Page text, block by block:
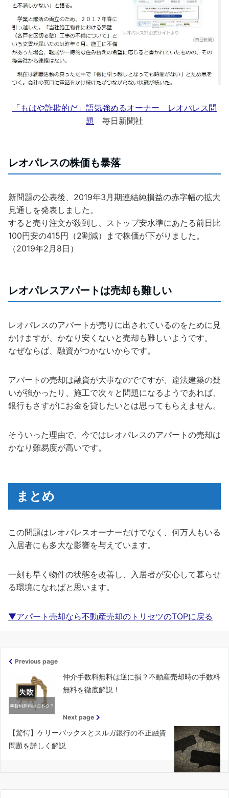
「もはや詐欺的だ」語気強めるオーナー レオパレス問
題 毎日新聞社
レオパレスの株価も暴落
新問題の公表後、2019年3月期連結純損益の赤字幅の拡大
見通しを発表しました。
すると売り注文が殺到し、ストップ安水準にあたる前日比
100円安の415円（2割減）まで株価が下がりました。
（2019年2月8日）
レオパレスアパートは売却も難しい
レオパレスのアパートが売りに出されているのをために見
かけますが、かなり安くないと売却も難しいようです。
なぜならば、融資がつかないからです。
アパートの売却は融資が大事なのでですが、違法建築の疑
いが強かったり、施工で次々と問題になるようであれば、
銀行もさすがにお金を貸したいとは思ってもらえません。
そういった理由で、今ではレオパレスのアパートの売却は
かなり難易度が高いです。
まとめ
この問題はレオパレスオーナーだけでなく、何万人もいる
入居者にも多大な影響を与えています。
一刻も早く物件の状態を改善し、入居者が安心して暮らせ
る環境になればと思います。
▼アパート売却なら不動産売却のトリセツのTOPに戻る
Previous page
仲介手数料無料は逆に損？不動産売却時の手数料
無料を徹底解説！
Next page
【驚愕】ケリーバックスとスルガ銀行の不正融資
問題を詳しく解説